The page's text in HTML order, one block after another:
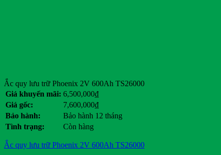
Ắc quy lưu trữ Phoenix 2V 600Ah TS26000
Giá khuyến mãi: 6,500,000₫
Giá gốc:
7,600,000₫
Bảo hành:
Bảo hành 12 tháng
Tình trạng:
Còn hàng
Ắc quy lưu trữ Phoenix 2V 600Ah TS26000